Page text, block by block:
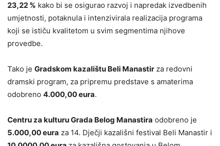
23,22 % kako bi se osigurao razvoj i napredak izvedbenih
umjetnosti, potaknula i intenzivirala realizacija programa
koji se ističu kvalitetom u svim segmentima njihove
provedbe.
Tako je Gradskom kazalištu Beli Manastir za redovni
dramski program, za pripremu predstave s amaterima
odobreno 4.000,00 eura.
Centru za kulturu Grada Belog Manastira odobreno je
5.000,00 eura za 14. Dječji kazališni festival Beli Manastir i